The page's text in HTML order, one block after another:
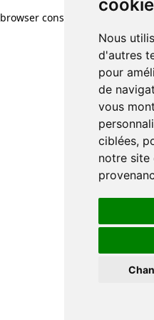
Nous
d'autres
pour
de
vous
ciblées,
notre site
browser console for more